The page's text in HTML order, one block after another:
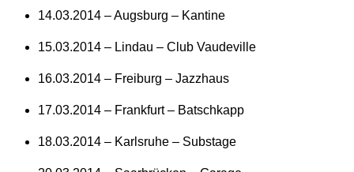
14.03.2014 – Augsburg – Kantine
15.03.2014 – Lindau – Club Vaudeville
16.03.2014 – Freiburg – Jazzhaus
17.03.2014 – Frankfurt – Batschkapp
18.03.2014 – Karlsruhe – Substage